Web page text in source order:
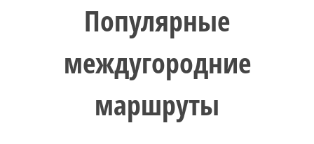
Популярные
междугородние
маршруты